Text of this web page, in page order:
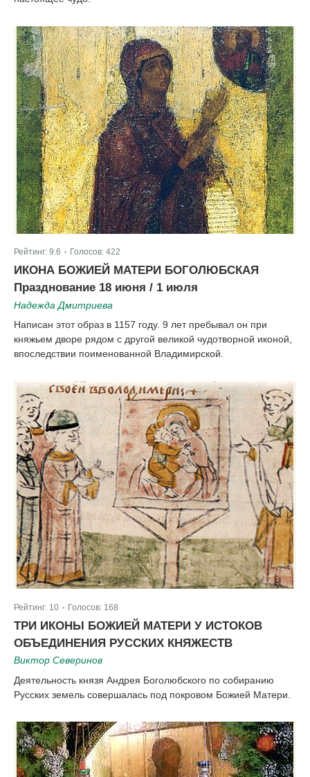
Рейтинг: 9.6 Голосов: 422
ИКОНА БОЖИЕЙ МАТЕРИ БОГОЛЮБСКАЯ
Празднование 18 июня / 1 июля
Надежда Дмитриева
Написан этот образ в 1157 году. 9 лет пребывал он при
княжьем дворе рядом с другой великой чудотворной иконой,
впоследствии поименованной Владимирской.
Рейтинг: 10 Голосов: 168
ТРИ ИКОНЫ БОЖИЕЙ МАТЕРИ У ИСТОКОВ
ОБЪЕДИНЕНИЯ РУССКИХ КНЯЖЕСТВ
Виктор Северинов
Деятельность князя Андрея Боголюбского по собиранию
Русских земель совершалась под покровом Божией Матери.